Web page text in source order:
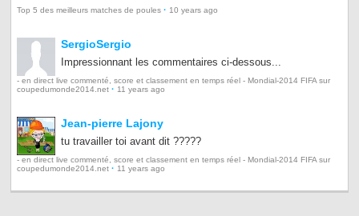
Top 5 des meilleurs matches de poules · 10 years ago
SergioSergio
Impressionnant les commentaires ci-dessous...
- en direct live commenté, score et classement en temps réel - Mondial-2014 FIFA sur
coupedumonde2014.net · 11 years ago
Jean-pierre Lajony
tu travailler toi avant dit ?????
- en direct live commenté, score et classement en temps réel - Mondial-2014 FIFA sur
coupedumonde2014.net · 11 years ago